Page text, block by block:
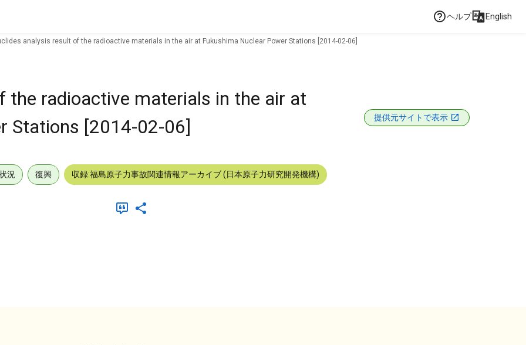
ヘルプ English
analysis result of the radioactive materials in the air at Fukushima Nuclear Power Stations [2014-02-06]
the radioactive materials in the air at
Stations [2014-02-06]
提供元サイトで表示
況 復興 収録:福島原子力事故関連情報アーカイブ (日本原子力研究開発機構)